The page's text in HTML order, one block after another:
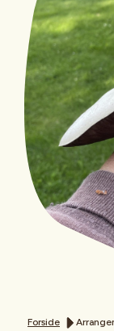
Forside